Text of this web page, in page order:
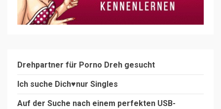
Drehpartner für Porno Dreh gesucht
Ich suche Dich♥️nur Singles
Auf der Suche nach einem perfekten USB-